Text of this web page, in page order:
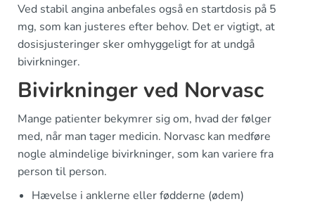
Ved stabil angina anbefales også en startdosis på 5
mg, som kan justeres efter behov. Det er vigtigt, at
dosisjusteringer sker omhyggeligt for at undgå
bivirkninger.
Bivirkninger ved Norvasc
Mange patienter bekymrer sig om, hvad der følger
med, når man tager medicin. Norvasc kan medføre
nogle almindelige bivirkninger, som kan variere fra
person til person.
Hævelse i anklerne eller fødderne (ødem)